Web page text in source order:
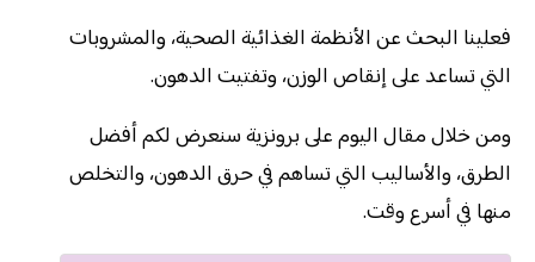
فعلينا البحث عن الأنظمة الغذائية الصحية، والمشروبات
التي تساعد على إنقاص الوزن، وتفتيت الدهون.
ومن خلال مقال اليوم على برونزية سنعرض لكم أفضل
الطرق، والأساليب التي تساهم في حرق الدهون، والتخلص
منها في أسرع وقت.